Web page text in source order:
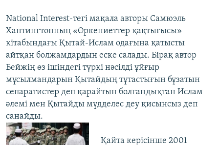
National Interest-тегі мақала авторы Самюэль
Хантингтонның «Өркениеттер қақтығысы»
кітабындағы Қытай-Ислам одағына қатысты
айтқан болжамдардын еске салады. Бірақ автор
Бейжің өз ішіндегі түркі нәсілді ұйғыр
мұсылмандарын Қытайдың тұтастығын бұзатын
сепаратистер деп қарайтын болғандықтан Ислам
әлемі мен Қытайды мүдделес деу қисынсыз деп
санайды.
Қайта керісінше 2001